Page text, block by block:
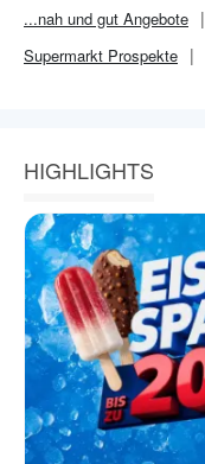
...nah und gut Angebote
Supermarkt Prospekte
HIGHLIGHTS